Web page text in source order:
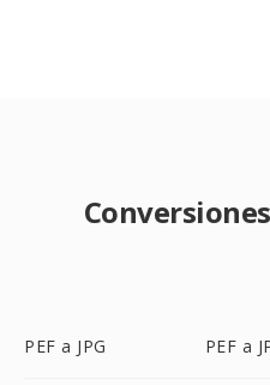
PEF a JPG PEF a